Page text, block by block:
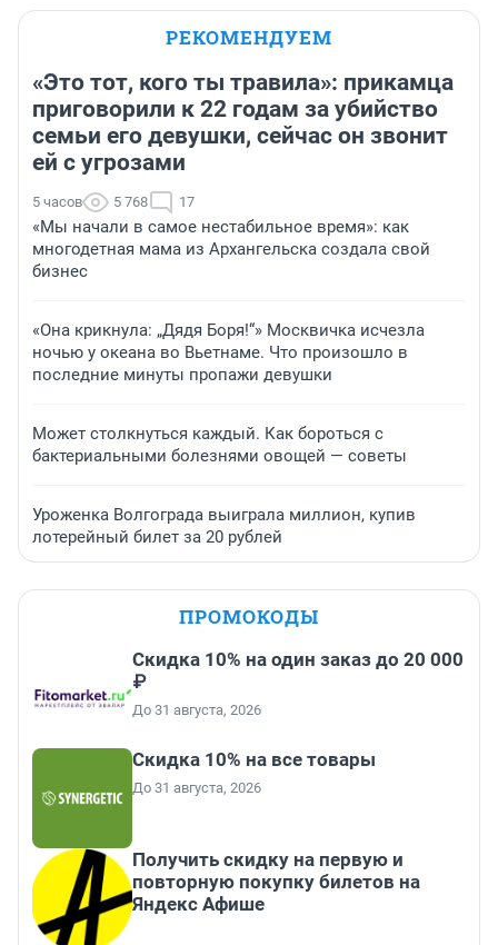
РЕКОМЕНДУЕМ
«Это тот, кого ты травила»: прикамца
приговорили к 22 годам за убийство
семьи его девушки, сейчас он звонит
ей с угрозами
5 часов 5 768 17
«Мы начали в самое нестабильное время»: как
многодетная мама из Архангельска создала свой
бизнес
«Она крикнула: „Дядя Боря!“» Москвичка исчезла
ночью у океана во Вьетнаме. Что произошло в
последние минуты пропажи девушки
Может столкнуться каждый. Как бороться с
бактериальными болезнями овощей — советы
Уроженка Волгограда выиграла миллион, купив
лотерейный билет за 20 рублей
ПРОМОКОДЫ
Скидка 10% на один заказ до 20 000
₽
До 31 августа, 2026
Скидка 10% на все товары
До 31 августа, 2026
Получить скидку на первую и
повторную покупку билетов на
Яндекс Афише